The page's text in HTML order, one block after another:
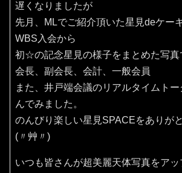
遅くなりましたが
先月、MLでご紹介頂いた星見deケー
WBS入会から
初☆の記念星見の様子をまとめた写真
会長、副会長、会計、一般会員
また、井戸端会議のリアルタイムト
んでみました。
のんびり楽しい星見SPACEをありが
(〃艸〃)
いつも皆さんが超美麗天体写真をア